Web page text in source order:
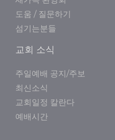
도움 / 질문하기
섬기는분들
교회 소식
주일예배 공지/주보
최신소식
교회일정 칼란다
예배시간